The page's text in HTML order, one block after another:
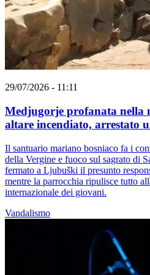
29/07/2026 - 11:11
Medjugorje profanata nella
altare incendiato, arrestato
Il santuario mariano bosniaco fa i
della Vergine e fuoco sul sagrato di
fermato a Ljubuški il presunto
mentre la parrocchia ripulisce tutto
internazionale dei giovani.
Vandalismo